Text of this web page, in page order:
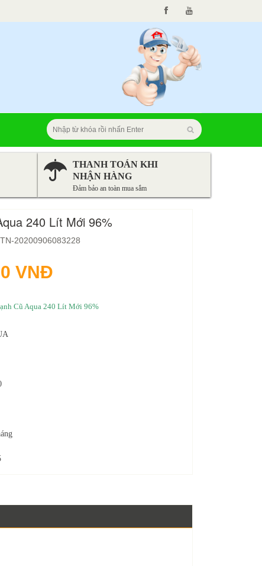
THANH TOÁN KHI
NHẬN HÀNG
Đảm bảo an toàn mua sắm
240 Lít Mới 96%
20200906083228
VNĐ
Cũ Aqua 240 Lít Mới 96%